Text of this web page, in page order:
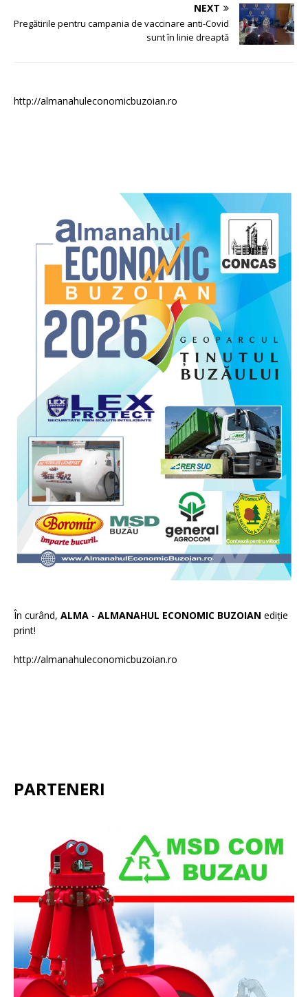
NEXT
Pregătirile pentru campania de vaccinare anti-Covid
sunt în linie dreaptă
http://almanahuleconomicbuzoian.ro
În curând, ALMA - ALMANAHUL ECONOMIC BUZOIAN ediție
print!
http://almanahuleconomicbuzoian.ro
PARTENERI